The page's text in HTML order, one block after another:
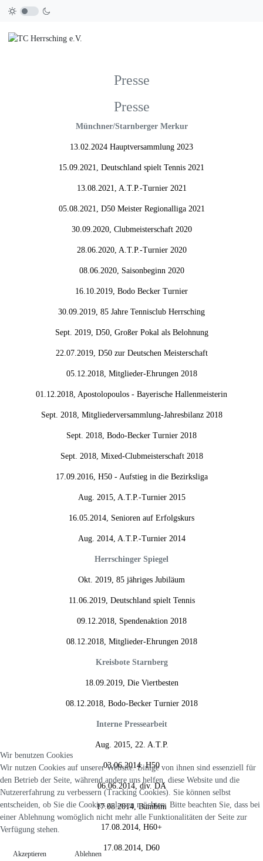
Presse
Presse
Münchner/Starnberger Merkur
13.02.2024 Hauptversammlung 2023
15.09.2021, Deutschland spielt Tennis 2021
13.08.2021, A.T.P.-Turnier 2021
05.08.2021, D50 Meister Regionalliga 2021
30.09.2020, Clubmeisterschaft 2020
28.06.2020, A.T.P.-Turnier 2020
08.06.2020, Saisonbeginn 2020
16.10.2019, Bodo Becker Turnier
30.09.2019, 85 Jahre Tennisclub Herrsching
Sept. 2019, D50, Großer Pokal als Belohnung
22.07.2019, D50 zur Deutschen Meisterschaft
05.12.2018, Mitglieder-Ehrungen 2018
01.12.2018, Apostolopoulos - Bayerische Hallenmeisterin
Sept. 2018, Mitgliederversammlung-Jahresbilanz 2018
Sept. 2018, Bodo-Becker Turnier 2018
Sept. 2018, Mixed-Clubmeisterschaft 2018
17.09.2016, H50 - Aufstieg in die Bezirksliga
Aug. 2015, A.T.P.-Turnier 2015
16.05.2014, Senioren auf Erfolgskurs
Aug. 2014, A.T.P.-Turnier 2014
Herrschinger Spiegel
Okt. 2019, 85 jähriges Jubiläum
11.06.2019, Deutschland spielt Tennis
09.12.2018, Spendenaktion 2018
08.12.2018, Mitglieder-Ehrungen 2018
Kreisbote Starnberg
18.09.2019, Die Viertbesten
08.12.2018, Bodo-Becker Turnier 2018
Interne Pressearbeit
Aug. 2015, 22. A.T.P.
03.06.2014, H50
06.06.2014, div. DA
17.08.2014, Bambini
17.08.2014, H60+
17.08.2014, D60
Wir benutzen Cookies
Wir nutzen Cookies auf unserer Website. Einige von ihnen sind essenziell für
den Betrieb der Seite, während andere uns helfen, diese Website und die
Nutzererfahrung zu verbessern (Tracking Cookies). Sie können selbst
entscheiden, ob Sie die Cookies zulassen möchten. Bitte beachten Sie, dass bei
einer Ablehnung womöglich nicht mehr alle Funktionalitäten der Seite zur
Verfügung stehen.
Akzeptieren Ablehnen